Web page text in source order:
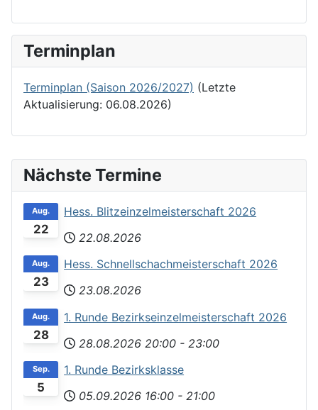
Nächste Termine
22
Aug.
Hess. Blitzeinzelmeisterschaft 2026
22.08.2026
23
Aug.
Hess. Schnellschachmeisterschaft 2026
23.08.2026
28
Aug.
1. Runde Bezirkseinzelmeisterschaft 2026
28.08.2026 20:00 - 23:00
5
Sep.
1. Runde Bezirksklasse
05.09.2026 16:00 - 21:00
Terminplan
Terminplan (Saison 2026/2027) (Letzte
Aktualisierung: 06.08.2026)